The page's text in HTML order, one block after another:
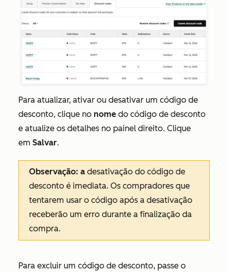
Para atualizar, ativar ou desativar um código de
desconto, clique no nome do código de desconto
e atualize os detalhes no painel direito. Clique
em Salvar.
Observação: a desativação do código de
desconto é imediata. Os compradores que
tentarem usar o código após a desativação
receberão um erro durante a finalização da
compra.
Para excluir um código de desconto, passe o